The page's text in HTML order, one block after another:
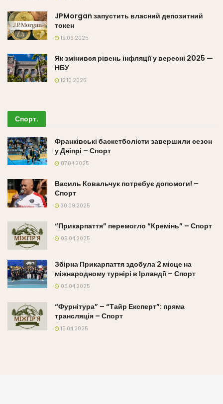
JPMorgan запустить власний депозитний
токен
19.06.2025
Як змінився рівень інфляції у вересні 2025 —
НБУ
12.10.2025
Спорт.
Франківські баскетболісти завершили сезон
у Дніпрі – Спорт
07.04.2025
Василь Ковальчук потребує допомоги! –
Спорт
30.09.2025
“Прикарпаття” перемогло “Кремінь” – Спорт
08.04.2025
Збірна Прикарпаття здобула 2 місце на
міжнародному турнірі в Ірландії – Спорт
06.04.2025
“Фурнітура” – “Тайр Експерт”: пряма
трансляція – Спорт
15.04.2025